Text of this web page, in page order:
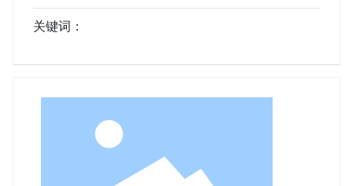
关键词：